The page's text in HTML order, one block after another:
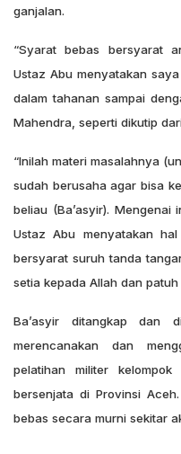
ganjalan.
“Syarat bebas bersyarat
Ustaz Abu menyatakan
dalam tahanan sampai
Mahendra, seperti dikutip
“Inilah materi masalahnya
sudah berusaha agar bisa
beliau (Ba’asyir). Mengenai
Ustaz Abu menyatakan
bersyarat suruh tanda
setia kepada Allah dan
Ba’asyir ditangkap dan
merencanakan dan
pelatihan militer
bersenjata di Provinsi
bebas secara murni sekitar